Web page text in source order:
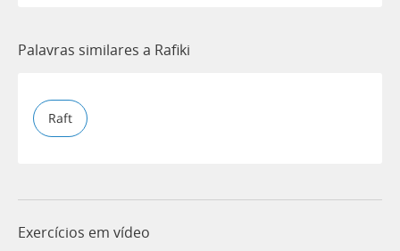
Palavras similares a Rafiki
Raft
Exercícios em vídeo